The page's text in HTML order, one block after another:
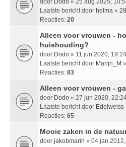
Laatste bericht door helma »
Reacties: 20
Alleen voor vrouwen -
huishouding?
door Dodo » 11 jun 2020, 19:24
Laatste bericht door Marijn_M »
Reacties: 83
Alleen voor vrouwen -
door Dodo » 27 jun 2020,
Laatste bericht door Edelweiss
Reacties: 65
Mooie zaken in de
door jakobmarin » 04 jan